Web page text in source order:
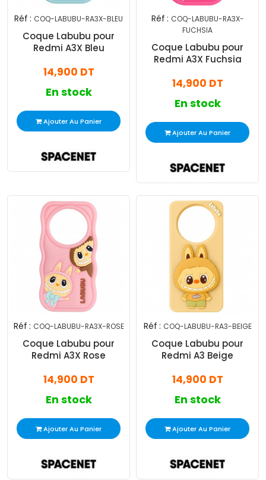
Réf : COQ-LABUBU-RA3X-BLEU
Coque Labubu pour
Redmi A3X Bleu
14,900 DT
En stock
Ajouter Au Panier
Réf : COQ-LABUBU-RA3X-
FUCHSIA
Coque Labubu pour
Redmi A3X Fuchsia
14,900 DT
En stock
Ajouter Au Panier
Réf : COQ-LABUBU-RA3X-ROSE
Coque Labubu pour
Redmi A3X Rose
14,900 DT
En stock
Ajouter Au Panier
Réf : COQ-LABUBU-RA3-BEIGE
Coque Labubu pour
Redmi A3 Beige
14,900 DT
En stock
Ajouter Au Panier